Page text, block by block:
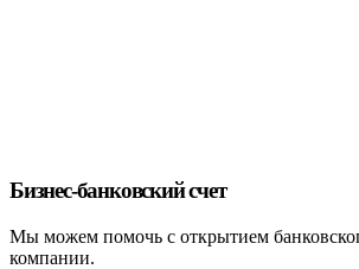
Бизнес-банковский счет
Мы можем помочь с открытием
компании.